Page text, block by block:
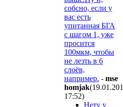
собсно, если у
вас есть
упитанная БГА
с шагом 1, уже
просится
100мкм, чтобы
не лезть в 6
слоёв,
например. - mse
homjak
17:52)
Нету у